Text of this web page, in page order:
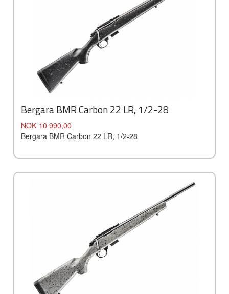
Bergara BMR Carbon 22 LR, 1/2-28
Pris
NOK 10 990,00
Bergara BMR Carbon 22 LR, 1/2-28